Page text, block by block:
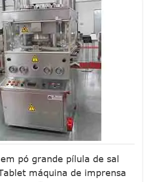
pó grande pílula de sal
máquina de imprensa